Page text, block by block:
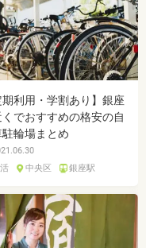
期利用・学割あり】銀座
でおすすめの格安の自
輪場まとめ
中央区 銀座駅